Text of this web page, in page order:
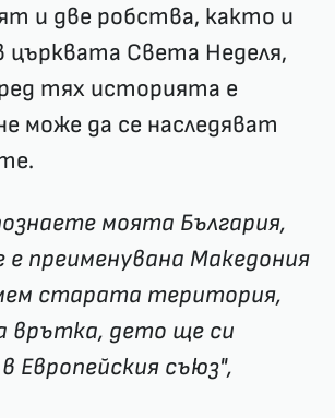
и две робства, както и
Света Неделя,
тях историята е
може да се наследяват
моята България,
преименувана Македония
старата територия,
врътка, дето ще си
Европейския съюз",